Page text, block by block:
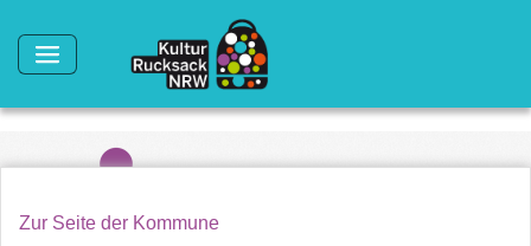
Zur Seite der Kommune